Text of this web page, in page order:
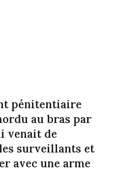
pénitentiaire
au bras par
venait de
surveillants et
avec une arme